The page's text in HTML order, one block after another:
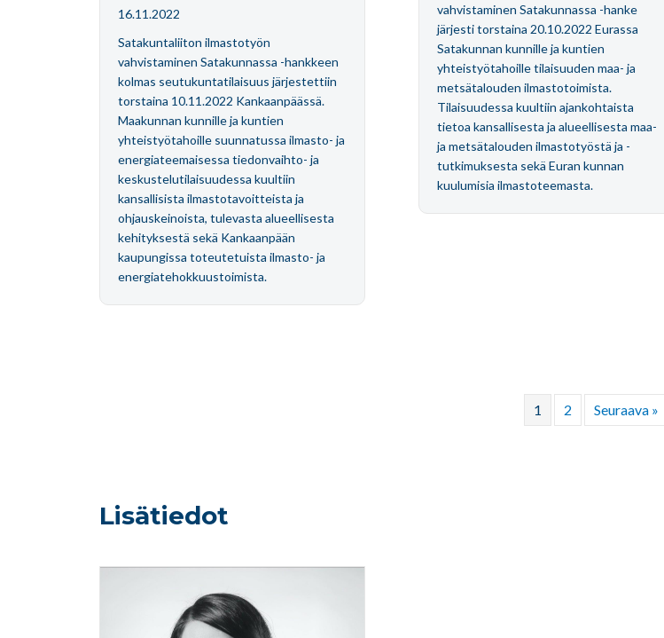
16.11.2022
Satakuntaliiton ilmastotyön
vahvistaminen Satakunnassa -hankkeen
kolmas seutukuntatilaisuus järjestettiin
torstaina 10.11.2022 Kankaanpäässä.
Maakunnan kunnille ja kuntien
yhteistyötahoille suunnatussa ilmasto- ja
energiateemaisessa tiedonvaihto- ja
keskustelutilaisuudessa kuultiin
kansallisista ilmastotavoitteista ja
ohjauskeinoista, tulevasta alueellisesta
kehityksestä sekä Kankaanpään
kaupungissa toteutetuista ilmasto- ja
energiatehokkuustoimista.
vahvistaminen Satakunnassa -hanke
järjesti torstaina 20.10.2022 Eurassa
Satakunnan kunnille ja kuntien
yhteistyötahoille tilaisuuden maa- ja
metsätalouden ilmastotoimista.
Tilaisuudessa kuultiin ajankohtaista
tietoa kansallisesta ja alueellisesta maa-
ja metsätalouden ilmastotyöstä ja -
tutkimuksesta sekä Euran kunnan
kuulumisia ilmastoteemasta.
1 2 Seuraava »
Lisätiedot